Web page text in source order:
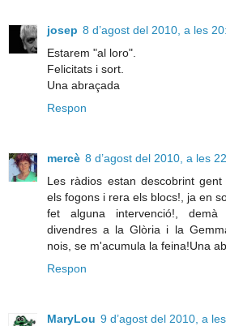
josep 8 d’agost del 2010, a les
Estarem "al loro".
Felicitats i sort.
Una abraçada
Respon
mercè 8 d’agost del 2010, a les
Les ràdios estan descobrint
els fogons i rera els blocs!, ja en
fet alguna intervenció!, demà
divendres a la Glòria i la
nois, se m'acumula la feina!Una
Respon
MaryLou 9 d’agost del 2010, a